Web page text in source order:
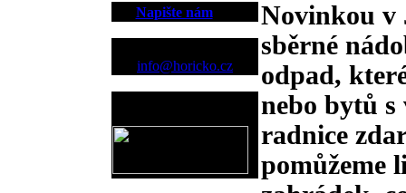
Napište nám
info@horicko.cz
Novinkou v
sběrné
odpad,
nebo bytů
radnice
pomůžeme